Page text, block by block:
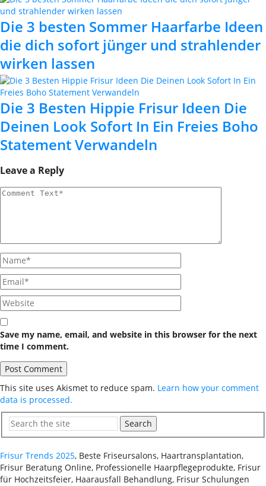
Die 3 besten Sommer Haarfarbe Ideen
die dich sofort jünger und strahlender
wirken lassen
Die 3 Besten Hippie Frisur Ideen Die
Deinen Look Sofort In Ein Freies Boho
Statement Verwandeln
Leave a Reply
Save my name, email, and website in this browser for the next
time I comment.
This site uses Akismet to reduce spam. Learn how your comment
data is processed.
Search
Frisur Trends 2025, Beste Friseursalons, Haartransplantation,
Frisur Beratung Online, Professionelle Haarpflegeprodukte, Frisur
für Hochzeitsfeier, Haarausfall Behandlung, Frisur Schulungen